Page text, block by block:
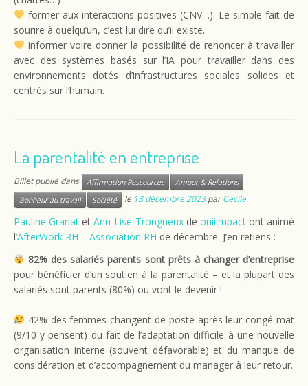
former aux interactions positives (CNV…). Le simple fait de
sourire à quelqu’un, c’est lui dire qu’il existe.
informer voire donner la possibilité de renoncer à travailler
avec des systèmes basés sur l’IA pour travailler dans des
environnements dotés d’infrastructures sociales solides et
centrés sur l’humain.
La parentalité en entreprise
Billet publié dans Affirmation-Ressources
Amour & Relations
Bonheur au travail
Société le 13 décembre 2023 parCécile
Pauline Granat etAnn-Lise Trongneuxde ouiiimpactont animé
l’AfterWork RH – Association RH de décembre. J’en retiens :
82% des salariés parents sont prêts à changer d’entreprise
pour bénéficier d’un soutien à la parentalité – et la plupart des
salariés sont parents (80%) ou vont le devenir !
42% des femmes changent de poste après leur congé mat
(9/10 y pensent) du fait de l’adaptation difficile à une nouvelle
organisation interne (souvent défavorable) et du manque de
considération et d’accompagnement du manager à leur retour.